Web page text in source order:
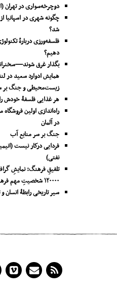
دوچرخه‌سواری در تهران
چگونه شهری در
شد؟
فلسفه‌ورزی دربارهٔ
دهیم؟
بگذار غرق
همایش ادوارد سعید در
زیست‌محیطی و جنگ بر
هر غذایی فلسفۀ خودش
راه‌اندازی اولین
در آلمان
جنگ بر سر منابع آب
فردایی درکار نیست
نفتی)
تلفیقِ فرهنگ: نمایشِ
۱۲۰۰۰۰ شخصیتِ مهم فرهنگی در تاریخِ جهان
سیر تاریخی رابطۀ انسان